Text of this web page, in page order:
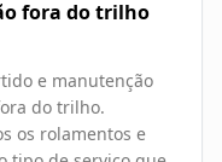
fora do trilho
e manutenção
do trilho.
os rolamentos e